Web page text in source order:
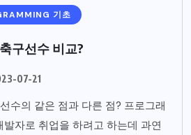
기초
구선수 비교?
07-21
수의 같은 점과 다른 점? 프로그래
자로 취업을 하려고 하는데 과연